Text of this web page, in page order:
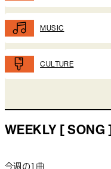
MUSIC
CULTURE
WEEKLY [ SONG ]
今週の1曲